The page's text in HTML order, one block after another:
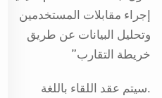
إجراء مقابلات المستخدمين
وتحليل البيانات عن طريق
خريطة التقارب”
.سيتم عقد اللقاء باللغة